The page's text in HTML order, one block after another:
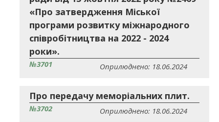
«Про затвердження Міської
програми розвитку міжнародного
співробітництва на 2022 - 2024
роки».
№3701 Оприлюднено: 18.06.2024
Про передачу меморіальних плит.
№3702 Оприлюднено: 18.06.2024